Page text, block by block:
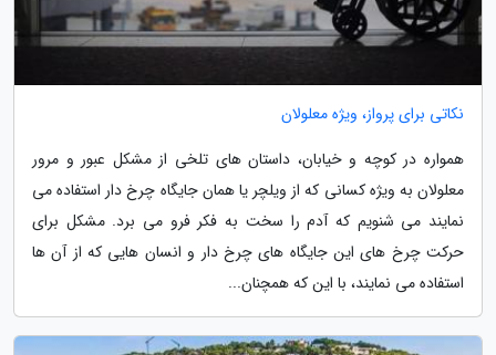
نکاتی برای پرواز، ویژه معلولان
همواره در کوچه و خیابان، داستان های تلخی از مشکل عبور و مرور
معلولان به ویژه کسانی که از ویلچر یا همان جایگاه چرخ دار استفاده می
نمایند می شنویم که آدم را سخت به فکر فرو می برد. مشکل برای
حرکت چرخ های این جایگاه های چرخ دار و انسان هایی که از آن ها
استفاده می نمایند، با این که همچنان...